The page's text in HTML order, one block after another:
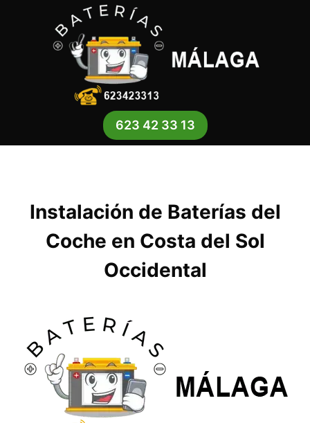
contenido
623 42 33 13
Instalación de Baterías del
Coche en Costa del Sol
Occidental